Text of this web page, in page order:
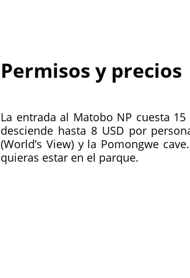
Permisos y precios
La entrada al Matobo NP cuesta
desciende hasta 8 USD por
(World’s View) y la Pomongwe
quieras estar en el parque.